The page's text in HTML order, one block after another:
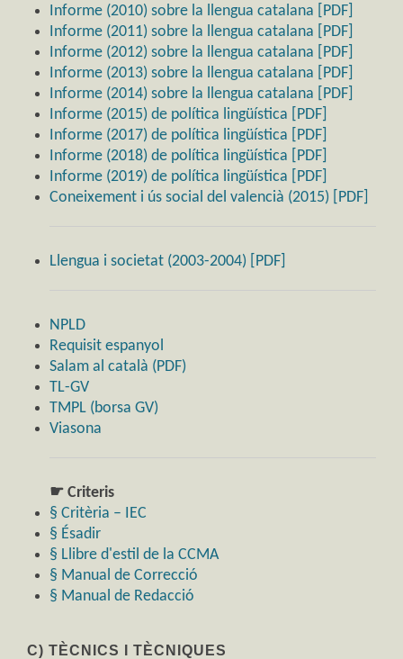
Informe (2010) sobre la llengua catalana [PDF]
Informe (2011) sobre la llengua catalana [PDF]
Informe (2012) sobre la llengua catalana [PDF]
Informe (2013) sobre la llengua catalana [PDF]
Informe (2014) sobre la llengua catalana [PDF]
Informe (2015) de política lingüística [PDF]
Informe (2017) de política lingüística [PDF]
Informe (2018) de política lingüística [PDF]
Informe (2019) de política lingüística [PDF]
Coneixement i ús social del valencià (2015) [PDF]
Llengua i societat (2003-2004) [PDF]
NPLD
Requisit espanyol
Salam al català (PDF)
TL-GV
TMPL (borsa GV)
Viasona
☛ Criteris
§ Critèria – IEC
§ Ésadir
§ Llibre d'estil de la CCMA
§ Manual de Correcció
§ Manual de Redacció
C) TÈCNICS I TÈCNIQUES